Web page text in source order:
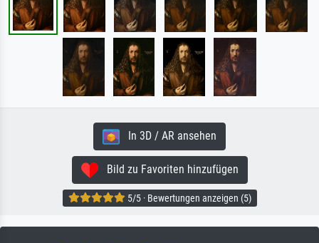
In 3D / AR ansehen
Bild zu Favoriten hinzufügen
5/5 · Bewertungen anzeigen (5)